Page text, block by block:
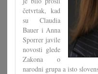
četvrtak, kad
su Claudia
Bauer i Anna
Sporrer javile
novosti glede
Zakona o
narodni grupa a isto